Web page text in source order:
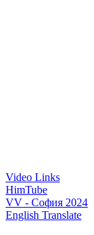
Video Links
HimTube
VV - София 2024
English Translate